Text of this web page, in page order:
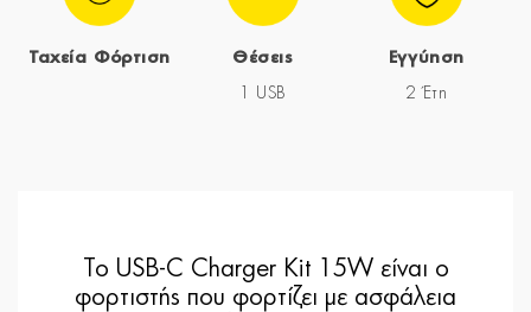
Ταχεία Φόρτιση Θέσεις
1 USB
Εγγύηση
2 Έτη
Το USB-C Charger Kit 15W είναι ο
φορτιστής που φορτίζει με ασφάλεια